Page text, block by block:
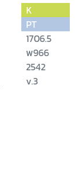
K
PT
1706.5
พ966
2542
v.3